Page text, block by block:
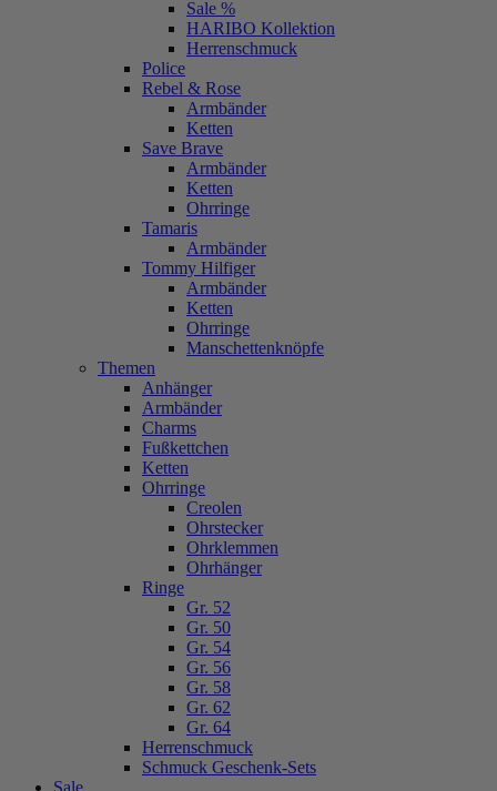
Sale %
HARIBO Kollektion
Herrenschmuck
Police
Rebel & Rose
Armbänder
Ketten
Save Brave
Armbänder
Ketten
Ohrringe
Tamaris
Armbänder
Tommy Hilfiger
Armbänder
Ketten
Ohrringe
Manschettenknöpfe
Themen
Anhänger
Armbänder
Charms
Fußkettchen
Ketten
Ohrringe
Creolen
Ohrstecker
Ohrklemmen
Ohrhänger
Ringe
Gr. 52
Gr. 50
Gr. 54
Gr. 56
Gr. 58
Gr. 62
Gr. 64
Herrenschmuck
Schmuck Geschenk-Sets
Sale